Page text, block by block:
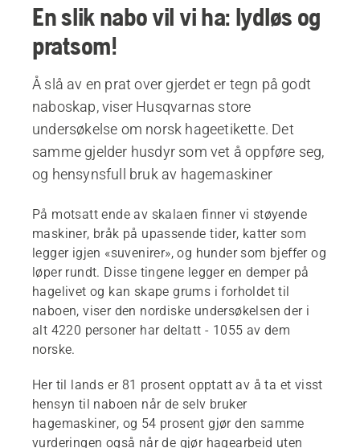
En slik nabo vil vi ha: lydløs og
pratsom!
Å slå av en prat over gjerdet er tegn på godt
naboskap, viser Husqvarnas store
undersøkelse om norsk hageetikette. Det
samme gjelder husdyr som vet å oppføre seg,
og hensynsfull bruk av hagemaskiner
På motsatt ende av skalaen finner vi støyende
maskiner, bråk på upassende tider, katter som
legger igjen «suvenirer», og hunder som bjeffer og
løper rundt. Disse tingene legger en demper på
hagelivet og kan skape grums i forholdet til
naboen, viser den nordiske undersøkelsen der i
alt 4220 personer har deltatt - 1055 av dem
norske.
Her til lands er 81 prosent opptatt av å ta et visst
hensyn til naboen når de selv bruker
hagemaskiner, og 54 prosent gjør den samme
vurderingen også når de gjør hagearbeid uten